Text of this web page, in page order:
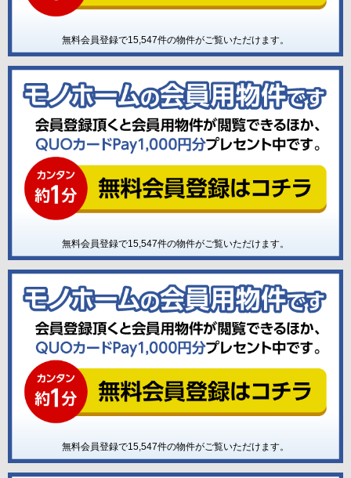
無料会員登録で15,547件の物件がご覧いただけます。
無料会員登録で15,547件の物件がご覧いただけます。
無料会員登録で15,547件の物件がご覧いただけます。